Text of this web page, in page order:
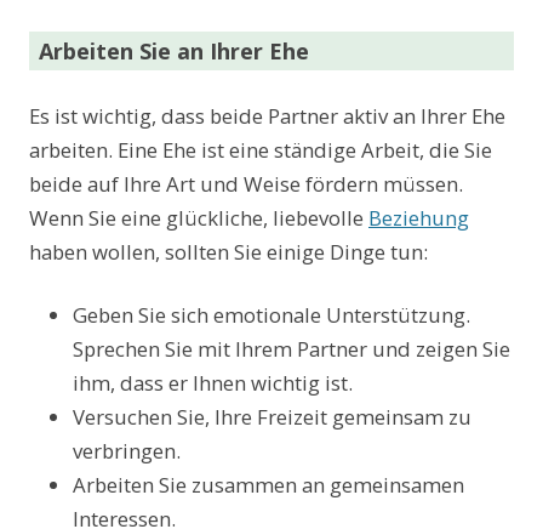
Arbeiten Sie an Ihrer Ehe
Es ist wichtig, dass beide Partner aktiv an Ihrer Ehe
arbeiten. Eine Ehe ist eine ständige Arbeit, die Sie
beide auf Ihre Art und Weise fördern müssen.
Wenn Sie eine glückliche, liebevolle Beziehung
haben wollen, sollten Sie einige Dinge tun:
Geben Sie sich emotionale Unterstützung.
Sprechen Sie mit Ihrem Partner und zeigen Sie
ihm, dass er Ihnen wichtig ist.
Versuchen Sie, Ihre Freizeit gemeinsam zu
verbringen.
Arbeiten Sie zusammen an gemeinsamen
Interessen.